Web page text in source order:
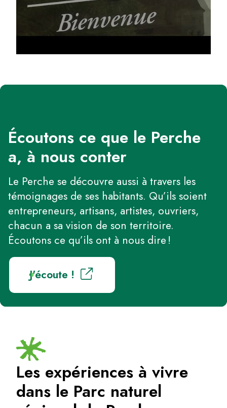
Écoutons ce que le Perche
a, à nous conter
Le Perche se découvre aussi à travers les
témoignages de ses habitants. Qu’ils soient
entrepreneurs, artisans, artistes, ouvriers,
chacun a sa vision de son territoire.
Écoutons ce qu’ils ont à nous dire !
J'écoute !
Les expériences à vivre
dans le Parc naturel